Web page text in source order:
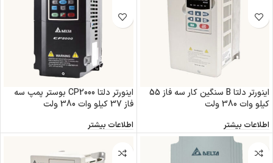
اینورتر دلتا B سنگین کار سه فاز 55
کیلو وات 380 ولت
اطلاعات بیشتر
اینورتر دلتا CP2000 بوستر پمپ سه
فاز 37 کیلو وات 380 ولت
اطلاعات بیشتر